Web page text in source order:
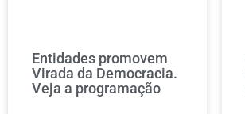
Entidades promovem
Virada da Democracia.
Veja a programação